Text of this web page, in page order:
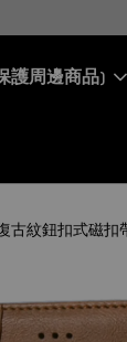
護周邊商品)
古紋鈕扣式磁扣